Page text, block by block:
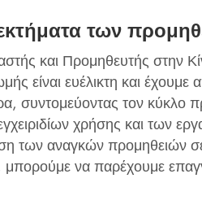
των
και Προμηθευτής στην
είναι ευέλικτη και
συντομεύοντας τον κύκλο
χρήσης και των
των αναγκών προμηθειών σε
να παρέχουμε